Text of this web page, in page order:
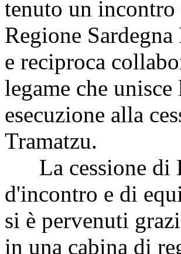
tenuto un
Regione
e reciproca
legame che
esecuzione alla
Tramatzu.
La cessione di
d'incontro e di
si è pervenuti
in una cabina di